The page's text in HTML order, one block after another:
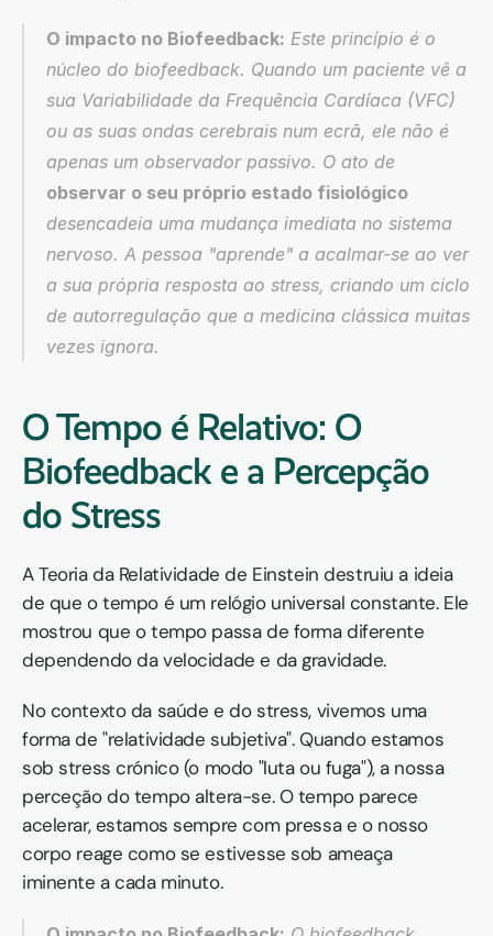
O impacto no Biofeedback: Este princípio é o
núcleo do biofeedback. Quando um paciente vê a
sua Variabilidade da Frequência Cardíaca (VFC)
ou as suas ondas cerebrais num ecrã, ele não é
observar o seu próprio estado fisiológico
desencadeia uma mudança imediata no sistema
nervoso. A pessoa "aprende" a acalmar-se ao ver
a sua própria resposta ao stress, criando um ciclo
de autorregulação que a medicina clássica muitas
vezes ignora.
O Tempo é Relativo: O
Biofeedback e a Percepção
do Stress
A Teoria da Relatividade de Einstein destruiu a ideia
de que o tempo é um relógio universal constante. Ele
mostrou que o tempo passa de forma diferente
dependendo da velocidade e da gravidade.
No contexto da saúde e do stress, vivemos uma
forma de "relatividade subjetiva". Quando estamos
sob stress crónico (o modo "luta ou fuga"), a nossa
perceção do tempo altera-se. O tempo parece
acelerar, estamos sempre com pressa e o nosso
corpo reage como se estivesse sob ameaça
iminente a cada minuto.